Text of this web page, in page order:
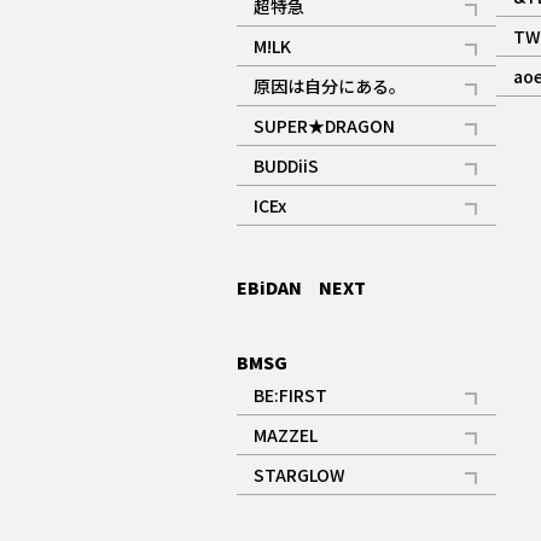
超特急
記事
ギャラリー
M!LK
記事
原因は自分にある。
記事
SUPER★DRAGON
記事
BUDDiiS
記事
ICEx
記事
EBiDAN NEXT
BMSG
BE:FIRST
記事
ギャラリー
MAZZEL
記事
ギャラリー
STARGLOW
記事